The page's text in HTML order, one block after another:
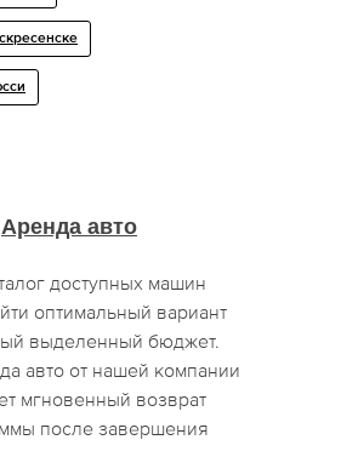
Аренда авто
доступных машин
оптимальный вариант
выделенный бюджет.
авто от нашей компании
мгновенный возврат
после завершения